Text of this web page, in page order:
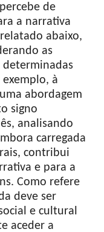
de
a narrativa
abaixo,
as
determinadas
à
abordagem
signo
analisando
carregada
contribui
e para a
Como refere
deve ser
e cultural
aceder a